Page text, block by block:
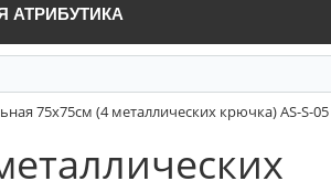
АТРИБУТИКА
75х75см (4 металлических крючка) AS-S-05